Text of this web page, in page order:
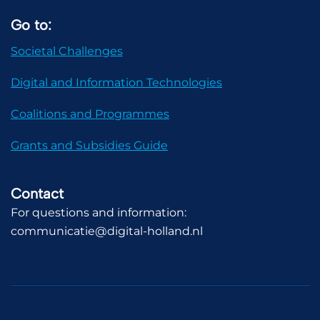
Go to:
Societal Challenges
Digital and Information Technologies
Coalitions and Programmes
Grants and Subsidies Guide
Contact
For questions and information:
communicatie@digital-holland.nl